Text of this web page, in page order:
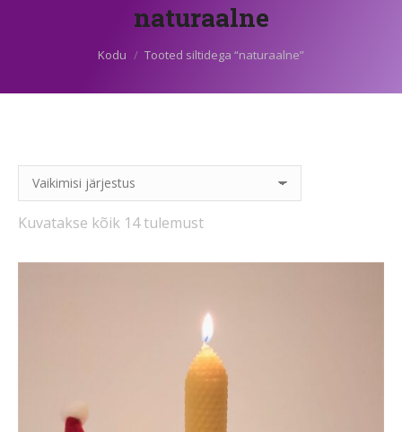
naturaalne
Sa oled siin:
Kodu Tooted siltidega “naturaalne”
Kuvatakse kõik 14 tulemust